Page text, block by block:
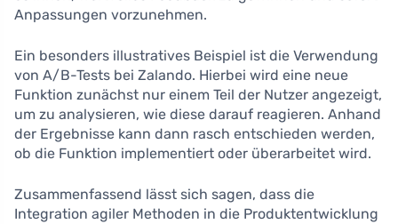
Anpassungen vorzunehmen.
Ein besonders illustratives Beispiel ist die Verwendung
von A/B-Tests bei Zalando. Hierbei wird eine neue
Funktion zunächst nur einem Teil der Nutzer angezeigt,
um zu analysieren, wie diese darauf reagieren. Anhand
der Ergebnisse kann dann rasch entschieden werden,
ob die Funktion implementiert oder überarbeitet wird.
Zusammenfassend lässt sich sagen, dass die
Integration agiler Methoden in die Produktentwicklung